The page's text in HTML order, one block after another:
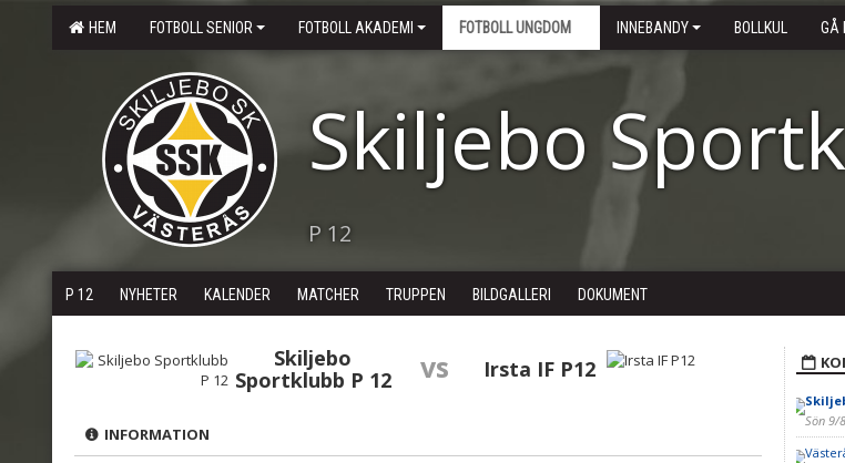
HEM FOTBOLL SENIOR FOTBOLL AKADEMI FOTBOLL UNGDOM INNEBANDY BOLLKUL GÅ
Skiljebo
P 12
P 12 NYHETER KALENDER MATCHER TRUPPEN BILDGALLERI DOKUMENT
Skiljebo
Sportklubb P 12
vs Irsta IF P12
INFORMATION
Sön 9/